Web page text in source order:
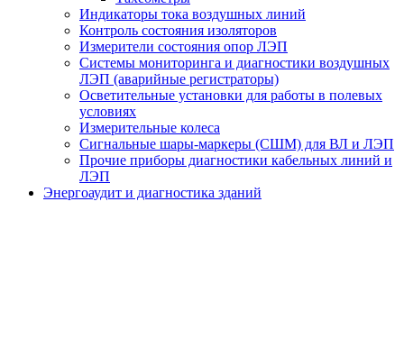
Индикаторы тока воздушных линий
Контроль состояния изоляторов
Измерители состояния опор ЛЭП
Системы мониторинга и диагностики воздушных
ЛЭП (аварийные регистраторы)
Осветительные установки для работы в полевых
условиях
Измерительные колеса
Сигнальные шары-маркеры (СШМ) для ВЛ и ЛЭП
Прочие приборы диагностики кабельных линий и
ЛЭП
Энергоаудит и диагностика зданий